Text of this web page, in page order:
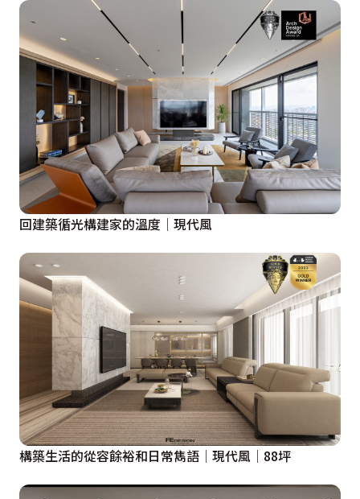
回建築循光構建家的溫度│現代風
構築生活的從容餘裕和日常雋語│現代風│88坪